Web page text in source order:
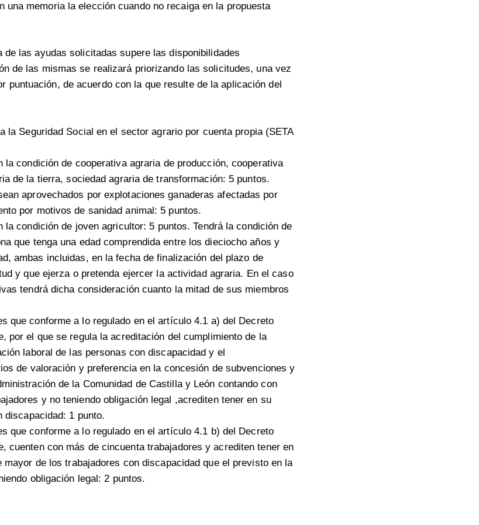
una memoria la elección cuando no recaiga en la propuesta
de las ayudas solicitadas supere las disponibilidades
de las mismas se realizará priorizando las solicitudes, una vez
puntuación, de acuerdo con la que resulte de la aplicación del
la Seguridad Social en el sector agrario por cuenta propia (SETA
la condición de cooperativa agraria de producción, cooperativa
de la tierra, sociedad agraria de transformación: 5 puntos.
aprovechados por explotaciones ganaderas afectadas por
por motivos de sanidad animal: 5 puntos.
la condición de joven agricultor: 5 puntos. Tendrá la condición de
que tenga una edad comprendida entre los dieciocho años y
ambas incluidas, en la fecha de finalización del plazo de
y que ejerza o pretenda ejercer la actividad agraria. En el caso
tendrá dicha consideración cuanto la mitad de sus miembros
que conforme a lo regulado en el artículo 4.1 a) del Decreto
por el que se regula la acreditación del cumplimiento de la
laboral de las personas con discapacidad y el
de valoración y preferencia en la concesión de subvenciones y
de la Comunidad de Castilla y León contando con
y no teniendo obligación legal ,acrediten tener en su
discapacidad: 1 punto.
que conforme a lo regulado en el artículo 4.1 b) del Decreto
cuenten con más de cincuenta trabajadores y acrediten tener en
mayor de los trabajadores con discapacidad que el previsto en la
obligación legal: 2 puntos.